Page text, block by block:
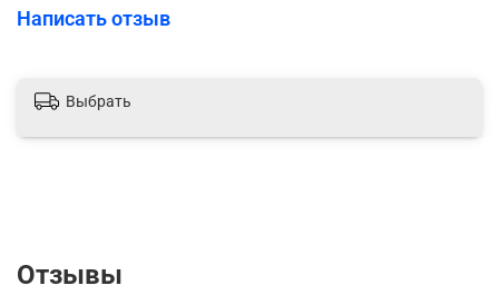
Написать отзыв
Выбрать
Отзывы